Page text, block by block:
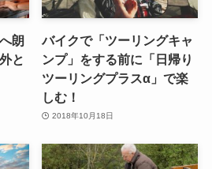
朗
と
バイクで「ツーリングキャ
ンプ」をする前に「日帰り
ツーリングプラスα」で楽
しむ！
2018年10月18日